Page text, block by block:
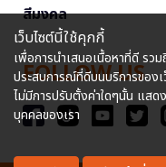
สีมงคล
FOLLOW US
เว็บไซต์นี้ใช้คุกกี้
เพื่อการนำเสนอเนื้อหาที่ดี รว
ประสบการณ์ที่ดีบนบริการของเ
ไม่มีการปรับตั้งค่าใดๆนั้น แส
บุคคลของเรา